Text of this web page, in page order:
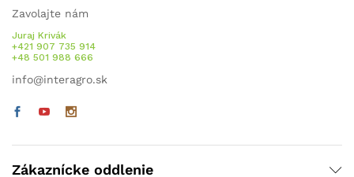
Zavolajte nám
Juraj Krivák
+421 907 735 914
+48 501 988 666
info@interagro.sk
Zákaznícke oddlenie